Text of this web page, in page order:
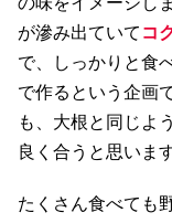
が滲み出ていて コ
で、しっかりと食
で作るという企画
も、大根と同じよ
良く合うと思います
たくさん食べても